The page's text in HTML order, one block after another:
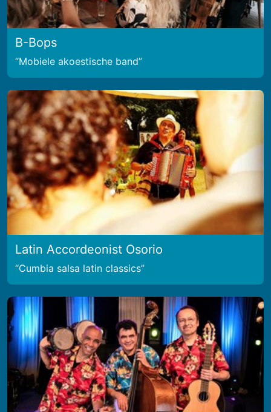
B-Bops
Mobiele akoestische band
Latin Accordeonist Osorio
Cumbia salsa latin classics